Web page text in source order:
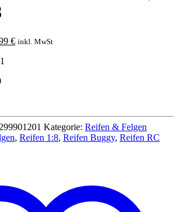
€Aktueller
inkl. MwSt
Kategorie: Reifen & Felgen
, Reifen 1:8, Reifen Buggy, Reifen RC